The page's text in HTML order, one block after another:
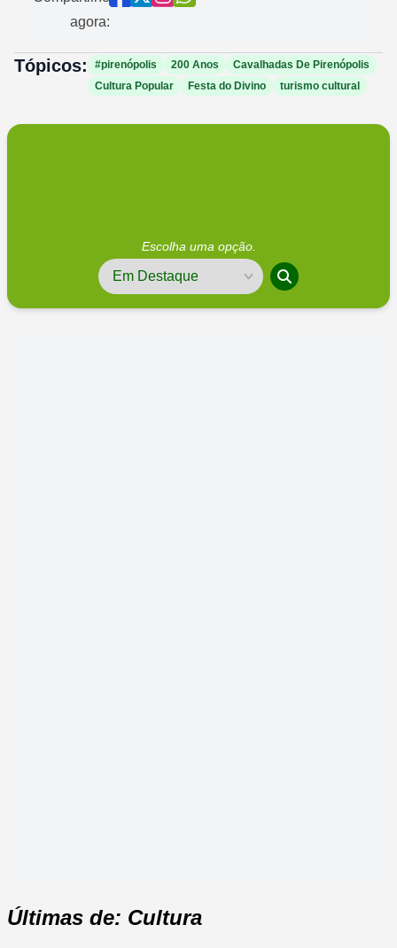
agora:
Tópicos: #pirenópolis 200 Anos
Cavalhadas De Pirenópolis
Cultura Popular
Festa do Divino turismo cultural
Escolha uma opção.
Últimas de: Cultura